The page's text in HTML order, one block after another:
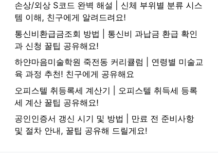
손상/외상 S코드 완벽 해설 | 신체 부위별 분류 시스
템 이해, 친구에게 알려드려요!
통신비환급금조회 방법 | 통신비 과납금 환급 확인
과 신청 꿀팁 공유해요!
하얀마음미술학원 죽전동 커리큘럼 | 연령별 미술교
육 과정 추천! 친구에게 공유해요
오피스텔 취등록세 계산기 | 오피스텔 취득세 등록
세 계산 꿀팁 공유해요!
공인인증서 갱신 시기 및 방법 | 만료 전 준비사항
및 절차 안내, 꿀팁 공유해 드릴게요!